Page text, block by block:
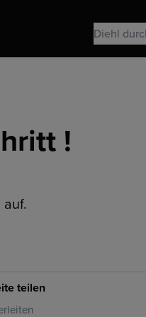
Search
!
teilen